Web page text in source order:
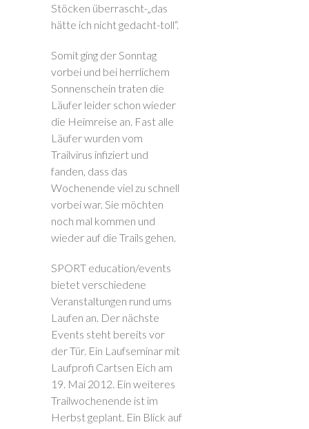
Stöcken überrascht-„das
hätte ich nicht gedacht-toll“.
Somit ging der Sonntag
vorbei und bei herrlichem
Sonnenschein traten die
Läufer leider schon wieder
die Heimreise an. Fast alle
Läufer wurden vom
Trailvirus infiziert und
fanden, dass das
Wochenende viel zu schnell
vorbei war. Sie möchten
noch mal kommen und
wieder auf die Trails gehen.
SPORT education/events
bietet verschiedene
Veranstaltungen rund ums
Laufen an. Der nächste
Events steht bereits vor
der Tür. Ein Laufseminar mit
Laufprofi Cartsen Eich am
19. Mai 2012. Ein weiteres
Trailwochenende ist im
Herbst geplant. Ein Blick auf